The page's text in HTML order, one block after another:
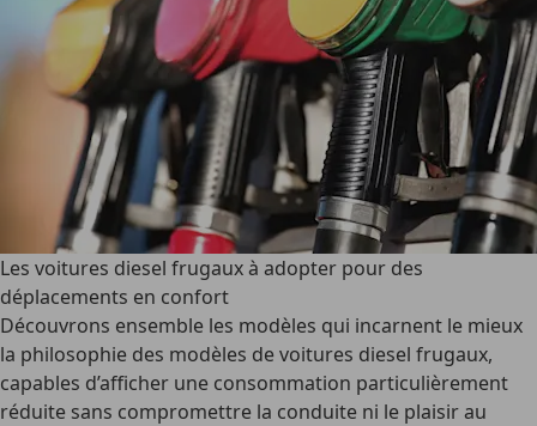
Les voitures diesel frugaux à adopter pour des
déplacements en confort
Découvrons ensemble les modèles qui incarnent le mieux
la philosophie des modèles devoitures diesel frugaux,
capables d’afficher une consommation particulièrement
réduite sans compromettre la conduite ni le plaisir au